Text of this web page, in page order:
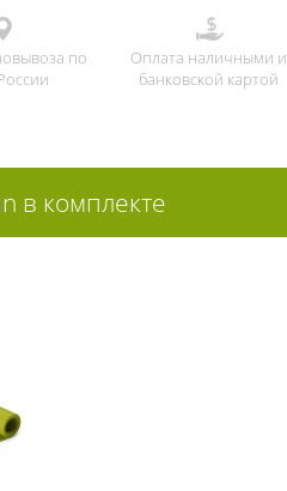
по
Оплата наличными и
банковской картой
в комплекте